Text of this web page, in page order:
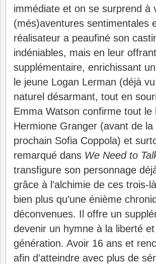
immédiate et on se surprend à
(més)aventures sentimentales
réalisateur a peaufiné son
indéniables, mais en leur
supplémentaire, enrichissant
le jeune Logan Lerman (déjà
naturel désarmant, tout en
Emma Watson confirme tout le
Hermione Granger (avant de
prochain Sofia Coppola) et
remarqué dans We Need to
transfigure son personnage
grâce à l’alchimie de ces trois-
bien plus qu’une énième
déconvenues. Il offre un
devenir un hymne à la liberté
génération. Avoir 16 ans et
afin d’atteindre avec plus de